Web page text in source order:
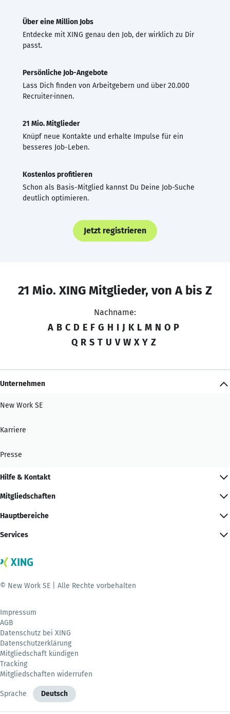
Über eine Million Jobs
Entdecke mit XING genau den Job, der wirklich zu Dir
passt.
Persönliche Job-Angebote
Lass Dich finden von Arbeitgebern und über 20.000
Recruiter·innen.
21 Mio. Mitglieder
Knüpf neue Kontakte und erhalte Impulse für ein
besseres Job-Leben.
Kostenlos profitieren
Schon als Basis-Mitglied kannst Du Deine Job-Suche
deutlich optimieren.
Jetzt registrieren
21 Mio. XING Mitglieder, von A bis Z
Nachname:
A B C D E F G H I J K L M N O P
Q R S T U V W X Y Z
Unternehmen
New Work SE
Karriere
Presse
Hilfe & Kontakt
Mitgliedschaften
Hauptbereiche
Services
© New Work SE | Alle Rechte vorbehalten
Impressum
AGB
Datenschutz bei XING
Datenschutzerklärung
Mitgliedschaft kündigen
Tracking
Mitgliedschaften widerrufen
Sprache Deutsch